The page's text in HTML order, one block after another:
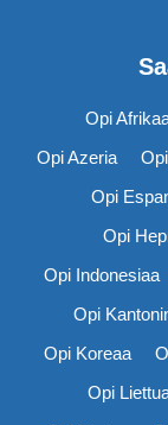
Opi
Opi Azeria
Opi
Opi
Opi Indonesiaa
Opi
Opi Koreaa
Opi